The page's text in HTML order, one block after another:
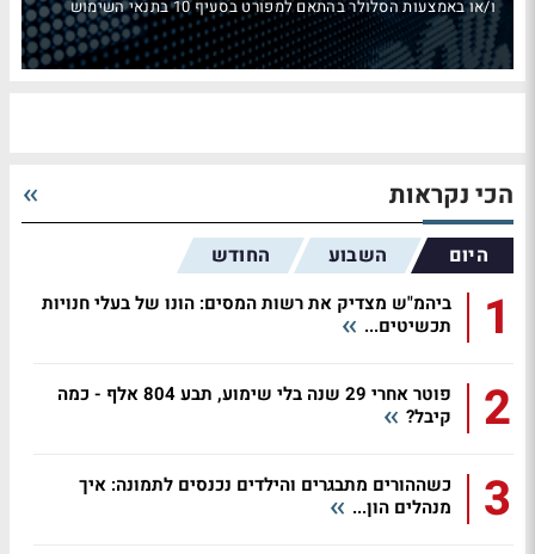
ו/או באמצעות הסלולר בהתאם למפורט בסעיף 10 בתנאי השימוש
הכי נקראות
היום השבוע החודש
1
ביהמ"ש מצדיק את רשות המסים: הונו של בעלי חנויות
תכשיטים...
2
פוטר אחרי 29 שנה בלי שימוע, תבע 804 אלף - כמה
קיבל?
3
כשההורים מתבגרים והילדים נכנסים לתמונה: איך
מנהלים הון...